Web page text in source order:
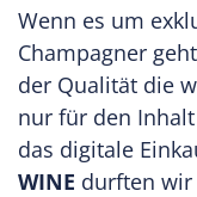
Wenn es um
Champagner
der Qualität die
nur für den
das digitale
WINE durften wir